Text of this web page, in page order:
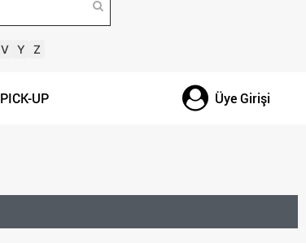
V Y Z
PICK-UP Üye Girişi